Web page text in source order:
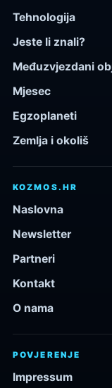
Tehnologija
Jeste li znali?
Međuzvjezdani
Mjesec
Egzoplaneti
Zemlja i okoliš
KOZMOS.HR
Naslovna
Newsletter
Partneri
Kontakt
O nama
POVJERENJE
Impressum